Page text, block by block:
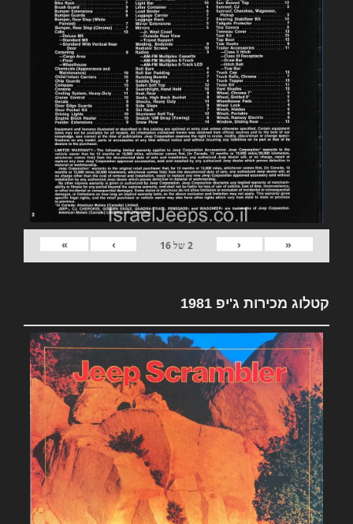
«
‹
2של16
›
»
קטלוג מכירות ג'יפ 1981